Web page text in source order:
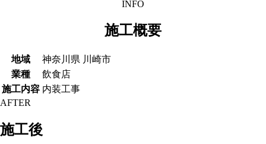
INFO
施工概要
地域
神奈川県 川崎市
業種
飲食店
施工内容 内装工事
AFTER
施工後